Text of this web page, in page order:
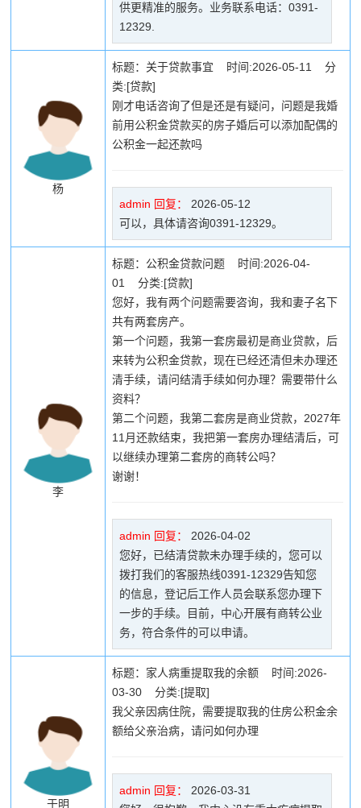
供更精准的服务。业务联系电话：0391-
12329.
杨
标题：关于贷款事宜 时间:2026-05-11 分
类:[贷款]
刚才电话咨询了但是还是有疑问，问题是我婚
前用公积金贷款买的房子婚后可以添加配偶的
公积金一起还款吗
admin 回复：
2026-05-12
可以，具体请咨询0391-12329。
李
标题：公积金贷款问题 时间:2026-04-
01 分类:[贷款]
您好，我有两个问题需要咨询，我和妻子名下
共有两套房产。
第一个问题，我第一套房最初是商业贷款，后
来转为公积金贷款，现在已经还清但未办理还
清手续，请问结清手续如何办理？需要带什么
资料？
第二个问题，我第二套房是商业贷款，2027年
11月还款结束，我把第一套房办理结清后，可
以继续办理第二套房的商转公吗？
谢谢！
admin 回复：
2026-04-02
您好，已结清贷款未办理手续的，您可以
拨打我们的客服热线0391-12329告知您
的信息，登记后工作人员会联系您办理下
一步的手续。目前，中心开展有商转公业
务，符合条件的可以申请。
于明
标题：家人病重提取我的余额 时间:2026-
03-30 分类:[提取]
我父亲因病住院，需要提取我的住房公积金余
额给父亲治病，请问如何办理
admin 回复：
2026-03-31